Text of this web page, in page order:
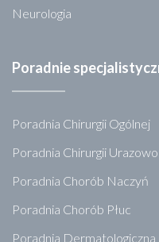
Neurologia
Poradnie
Poradnia Chirurgii Ogólnej
Poradnia Chirurgii
Poradnia Chorób Naczyń
Poradnia Chorób Płuc
Poradnia Dermatologiczna